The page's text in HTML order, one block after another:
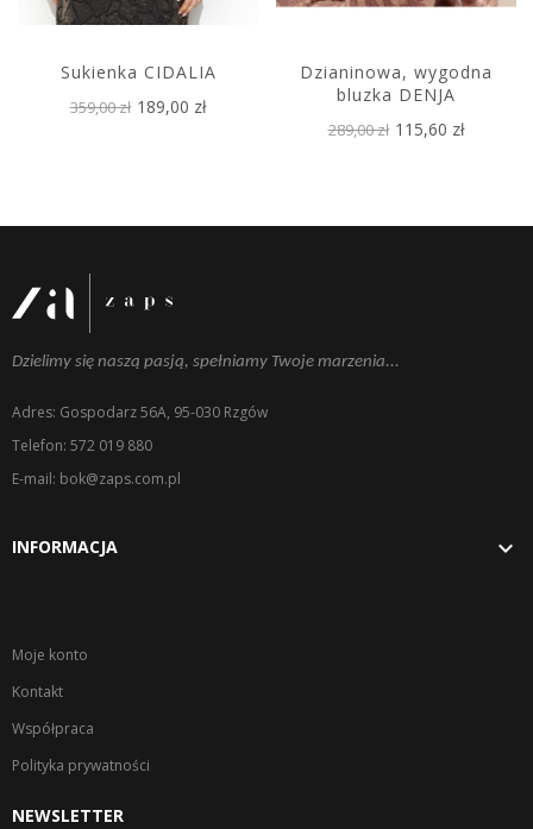
Sukienka CIDALIA
359,00 zł 189,00 zł
Dzianinowa, wygodna
bluzka DENJA
289,00 zł 115,60 zł
Dzielimy się naszą pasją, spełniamy Twoje marzenia...
Adres: Gospodarz 56A, 95-030 Rzgów
Telefon: 572 019 880
E-mail: bok@zaps.com.pl
INFORMACJA 
Moje konto
Kontakt
Współpraca
Polityka prywatności
NEWSLETTER